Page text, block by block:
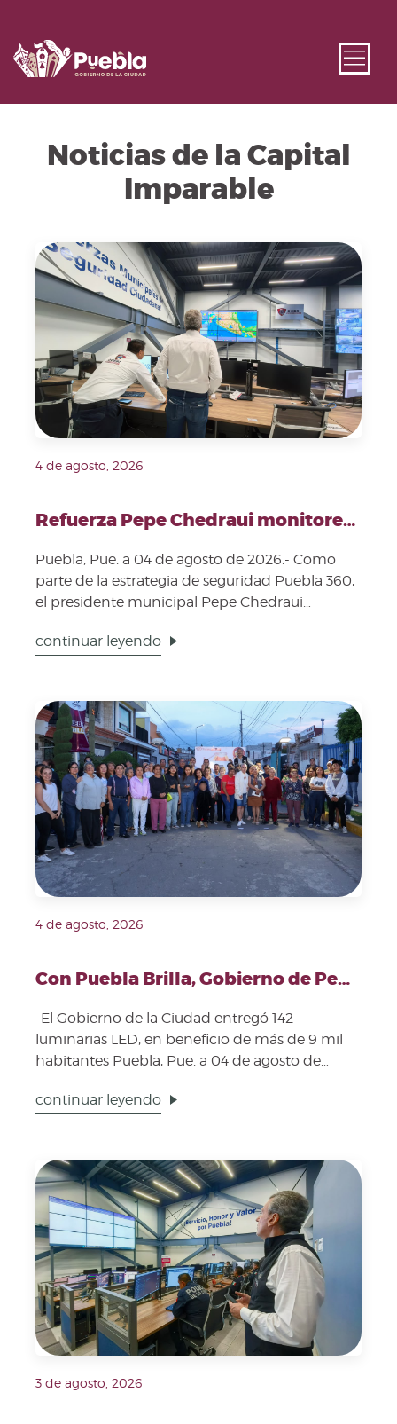
Noticias de la Capital
Imparable
Fecha de publicación: 4 de agosto, 2026. Imagen
4 de agosto, 2026
Refuerza Pepe Chedraui monitoreo de vasos reguladores desde la DGERI
Puebla, Pue. a 04 de agosto de 2026.- Como
parte de la estrategia de seguridad Puebla 360,
el presidente municipal Pepe Chedraui
continuar leyendo
Fecha de publicación: 4 de agosto, 2026. Imagen
4 de agosto, 2026
Con Puebla Brilla, Gobierno de Pepe Chedraui moderniza al 100 por ciento alumbrado público en Galaxia Bosques de Amalucan
-El Gobierno de la Ciudad entregó 142
luminarias LED, en beneficio de más de 9 mil
habitantes Puebla, Pue. a 04 de agosto de
continuar leyendo
Fecha de publicación: 3 de agosto, 2026. Imagen
3 de agosto, 2026